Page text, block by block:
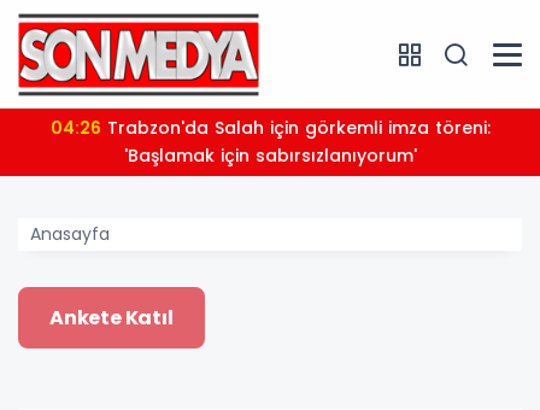
04:26
'Başlamak için sabırsızlanıyorum'
Anasayfa